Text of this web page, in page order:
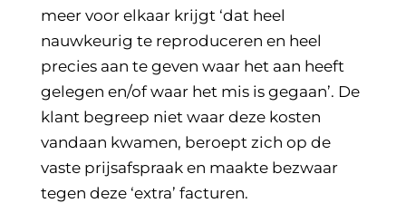
meer voor elkaar krijgt ‘dat heel
nauwkeurig te reproduceren en heel
precies aan te geven waar het aan heeft
gelegen en/of waar het mis is gegaan’. De
klant begreep niet waar deze kosten
vandaan kwamen, beroept zich op de
vaste prijsafspraak en maakte bezwaar
tegen deze ‘extra’ facturen.